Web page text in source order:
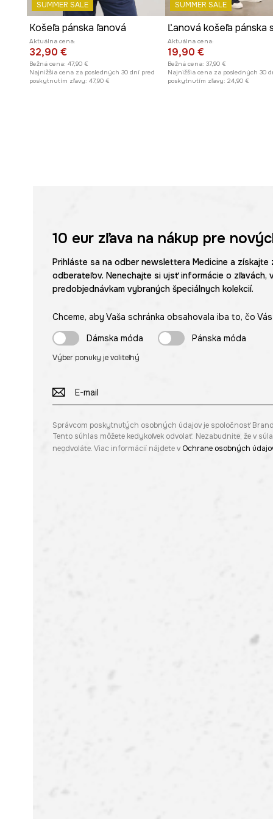
SUMMER SALE
Košeľa pánska ľanová
Aktuálna cena:
32,90 €
Bežná cena: 47,90 €
Najnižšia cena za posledných 30 dní pred
poskytnutím zľavy: 47,90 €
SUMMER SALE
Aktuálna cena:
19,90 €
Bežná cena: 37,90 €
Najnižšia cena za posledných 30
poskytnutím zľavy: 24,90 €
10 eurzľava na nákup pre
Prihláste sa na odber newslettera Medicine a
odberateľov. Nenechajte si ujsť informácie o
predobjednávkam vybraných špeciálnych kolekcií.
Chceme, aby Vaša schránka obsahovala iba to, čo
Dámska móda
Pánska móda
Výber ponuky je voliteľný
Správcom poskytnutých osobných údajov je spoločnosť
Tento súhlas môžete kedykoľvek odvolať. Nezabudnite, že v
neodvoláte. Viac informácií nájdete v Ochrane osobných